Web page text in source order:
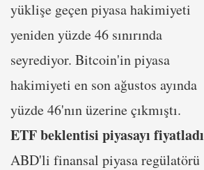
yüklişe geçen piyasa hakimiyeti
yeniden yüzde 46 sınırında
seyrediyor. Bitcoin'in piyasa
hakimiyeti en son ağustos ayında
yüzde 46'nın üzerine çıkmıştı.
ETF beklentisi piyasayı fiyatladı
ABD'li finansal piyasa regülatörü